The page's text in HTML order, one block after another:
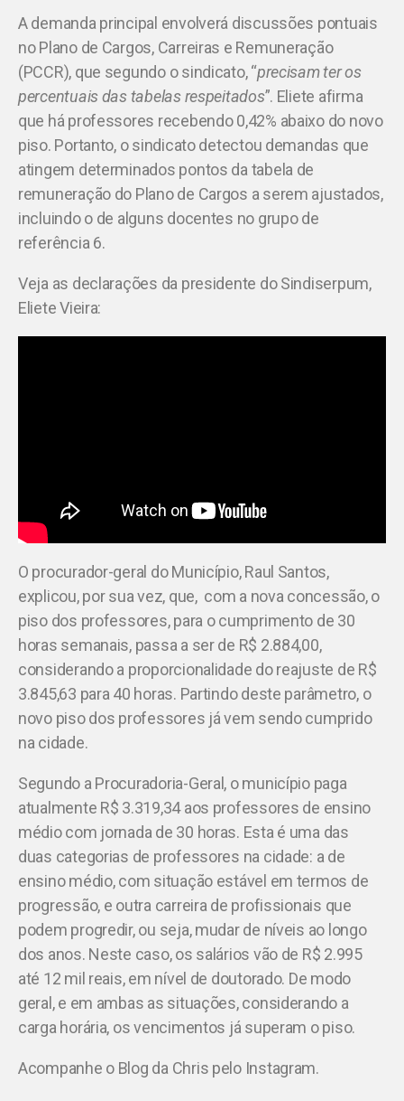
A demanda principal envolverá discussões pontuais
no Plano de Cargos, Carreiras e Remuneração
(PCCR), que segundo o sindicato, “precisam ter os
percentuais das tabelas respeitados”. Eliete afirma
que há professores recebendo 0,42% abaixo do novo
piso. Portanto, o sindicato detectou demandas que
atingem determinados pontos da tabela de
remuneração do Plano de Cargos a serem ajustados,
incluindo o de alguns docentes no grupo de
referência 6.
Veja as declarações da presidente do Sindiserpum,
Eliete Vieira:
O procurador-geral do Município, Raul Santos,
explicou, por sua vez, que, com a nova concessão, o
piso dos professores, para o cumprimento de 30
horas semanais, passa a ser de R$ 2.884,00,
considerando a proporcionalidade do reajuste de R$
3.845,63 para 40 horas. Partindo deste parâmetro, o
novo piso dos professores já vem sendo cumprido
na cidade.
Segundo a Procuradoria-Geral, o município paga
atualmente R$ 3.319,34 aos professores de ensino
médio com jornada de 30 horas. Esta é uma das
duas categorias de professores na cidade: a de
ensino médio, com situação estável em termos de
progressão, e outra carreira de profissionais que
podem progredir, ou seja, mudar de níveis ao longo
dos anos. Neste caso, os salários vão de R$ 2.995
até 12 mil reais, em nível de doutorado. De modo
geral, e em ambas as situações, considerando a
carga horária, os vencimentos já superam o piso.
Acompanhe o Blog da Chris pelo Instagram.